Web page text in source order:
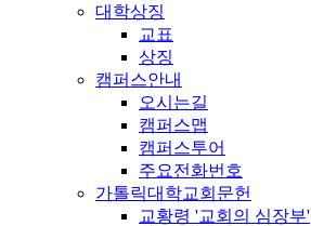
대학상징
교표
상징
캠퍼스안내
오시는길
캠퍼스맵
캠퍼스투어
주요전화번호
가톨릭대학교회문헌
교황령 '교회의 심장부'